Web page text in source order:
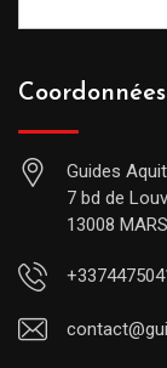
Coordonnées
Guides
7 bd de
13008